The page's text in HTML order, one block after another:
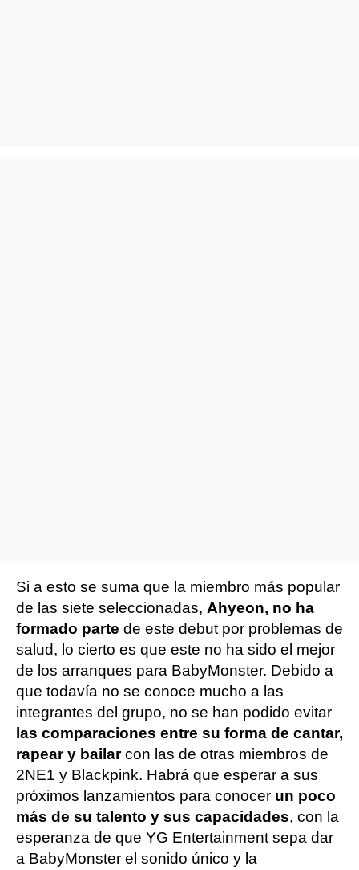
Si a esto se suma que la miembro más popular
de las siete seleccionadas, Ahyeon, no ha
formado parte de este debut por problemas de
salud, lo cierto es que este no ha sido el mejor
de los arranques para BabyMonster. Debido a
que todavía no se conoce mucho a las
integrantes del grupo, no se han podido evitar
las comparaciones entre su forma de cantar,
rapear y bailarcon las de otras miembros de
2NE1 y Blackpink. Habrá que esperar a sus
próximos lanzamientos para conocer un poco
más de su talento y sus capacidades, con la
esperanza de que YG Entertainment sepa dar
a BabyMonster el sonido único y la